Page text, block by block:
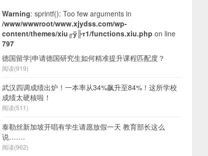
Warning: sprintf(): Too few arguments in
/www/wwwroot/www.xjydss.com/wp-
content/themes/xiu╓ў╠т1/functions.xiu.php on line
797
德国留学|申请德国研究生如何精准提升课程匹配度？
阅读(919)
武汉四调成绩出炉！一本率从34%飙升至84%！这所学校
成绩太硬核啦！
阅读(511)
泰勒丝新加坡开唱有学生请愿放假一天 教育部长这么
说…….
阅读(962)